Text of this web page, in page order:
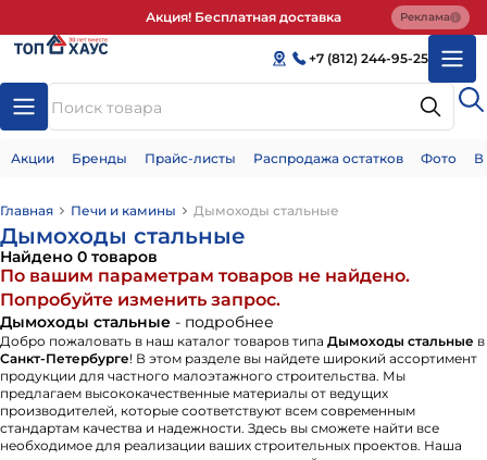
Акция! Бесплатная доставка Реклама
+7 (812) 244-95-25
Акции Бренды Прайс-листы Распродажа остатков Фото
Главная Печи и камины Дымоходы стальные
Дымоходы стальные
Найдено 0 товаров
По вашим параметрам товаров не найдено.
Попробуйте изменить запрос.
Дымоходы стальные - подробнее
Добро пожаловать в наш каталог товаров типа Дымоходы стальные в
Санкт-Петербурге! В этом разделе вы найдете широкий ассортимент
продукции для частного малоэтажного строительства. Мы
предлагаем высококачественные материалы от ведущих
производителей, которые соответствуют всем современным
стандартам качества и надежности. Здесь вы сможете найти все
необходимое для реализации ваших строительных проектов. Наша